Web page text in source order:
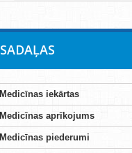
SADAĻAS
Medicīnas iekārtas
Medicīnas aprīkojums
Medicīnas piederumi